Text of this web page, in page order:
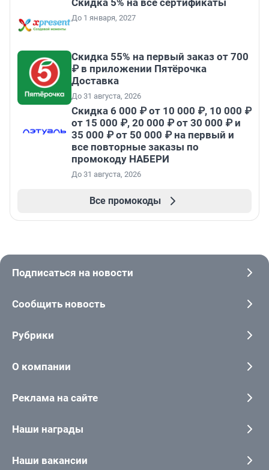
Скидка 5% на все сертификаты
До 1 января, 2027
Скидка 55% на первый заказ от 700
₽ в приложении Пятёрочка
Доставка
До 31 августа, 2026
Скидка 6 000 ₽ от 10 000 ₽, 10 000 ₽
от 15 000 ₽, 20 000 ₽ от 30 000 ₽ и
35 000 ₽ от 50 000 ₽ на первый и
все повторные заказы по
промокоду НАБЕРИ
До 31 августа, 2026
Все промокоды
Подписаться на новости
Сообщить новость
Рубрики
О компании
Реклама на сайте
Наши награды
Наши вакансии